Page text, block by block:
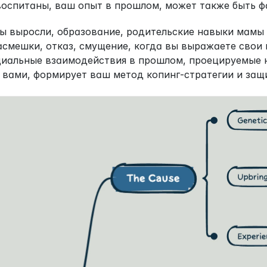
ваш опыт в прошлом, может также быть
выросли, образование, родительские навыки
отказ, смущение, когда вы выражаете
взаимодействия в прошлом,
вами, формирует ваш метод копинг-стратегии и